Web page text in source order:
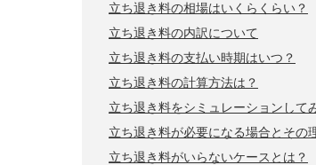
立ち退き料の相場はいくらくらい？
立ち退き料の内訳について
立ち退き料の支払い時期はいつ？
立ち退き料の計算方法は？
立ち退き料をシミュレーションして
立ち退き料が必要になる場合とその
立ち退き料がいらないケースとは？